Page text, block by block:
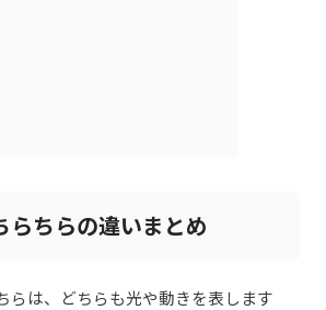
らちらの違いまとめ
らは、どちらも光や動きを表します